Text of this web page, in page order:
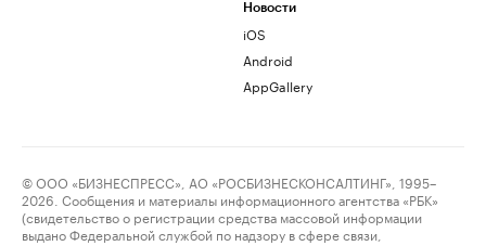
Новости
iOS
Android
AppGallery
© ООО «БИЗНЕСПРЕСС», АО «РОСБИЗНЕСКОНСАЛТИНГ», 1995–
2026. Сообщения и материалы информационного агентства «РБК»
(свидетельство о регистрации средства массовой информации
выдано Федеральной службой по надзору в сфере связи,